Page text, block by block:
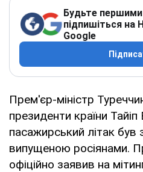
Будьте першими
підпишіться на
Google
Прем'єр-міністр
президенти країни
пасажирський літак був
випущеною росіянами.
офіційно заявив на